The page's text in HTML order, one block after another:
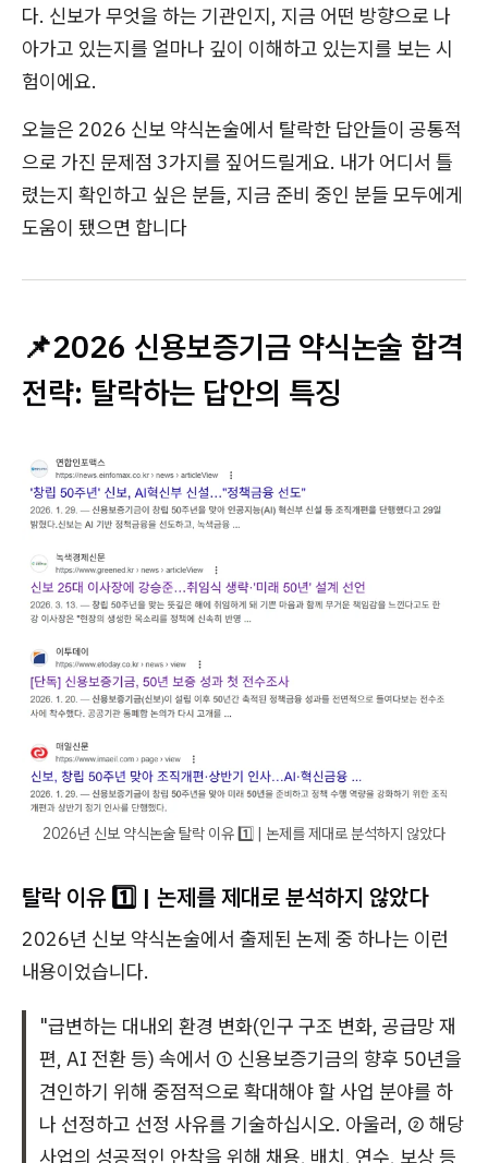
다. 신보가 무엇을 하는 기관인지, 지금 어떤 방향으로 나
아가고 있는지를 얼마나 깊이 이해하고 있는지를 보는 시
험이에요.
오늘은 2026 신보 약식논술에서 탈락한 답안들이 공통적
으로 가진 문제점 3가지를 짚어드릴게요. 내가 어디서 틀
렸는지 확인하고 싶은 분들, 지금 준비 중인 분들 모두에게
도움이 됐으면 합니다
📌2026 신용보증기금 약식논술 합격
전략: 탈락하는 답안의 특징
2026년 신보 약식논술 탈락 이유 1️⃣ | 논제를 제대로 분석하지 않았다
탈락 이유 1️⃣ | 논제를 제대로 분석하지 않았다
2026년 신보 약식논술에서 출제된 논제 중 하나는 이런
내용이었습니다.
"급변하는 대내외 환경 변화(인구 구조 변화, 공급망 재
편, AI 전환 등) 속에서 ① 신용보증기금의 향후 50년을
견인하기 위해 중점적으로 확대해야 할 사업 분야를 하
나 선정하고 선정 사유를 기술하십시오. 아울러, ② 해당
사업의 성공적인 안착을 위해 채용, 배치, 연수, 보상 등